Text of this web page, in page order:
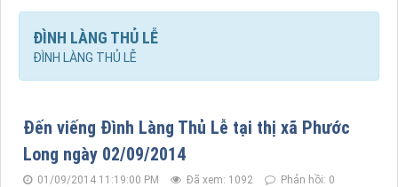
ĐÌNH LÀNG THỦ LỄ
ĐÌNH LÀNG THỦ LỄ
Đến viếng Đình Làng Thủ Lễ tại thị xã Phước
Long ngày 02/09/2014
01/09/2014 11:19:00 PM Đã xem: 1092 Phản hồi: 0